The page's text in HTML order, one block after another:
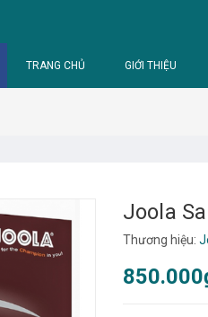
TRANG CHỦ GIỚI THIỆU
Joola
Thương hiệu: